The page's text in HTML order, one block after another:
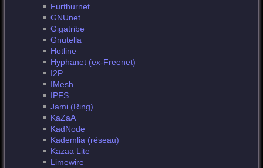
Furthurnet
GNUnet
Gigatribe
Gnutella
Hotline
Hyphanet (ex-Freenet)
I2P
IMesh
IPFS
Jami (Ring)
KaZaA
KadNode
Kademlia (réseau)
Kazaa Lite
Limewire